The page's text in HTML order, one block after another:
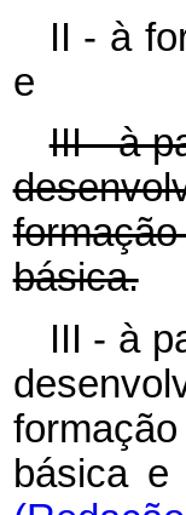
II - à
e
III - à
básica.
III - à
básica